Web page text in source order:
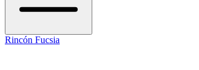
Rincón Fucsia